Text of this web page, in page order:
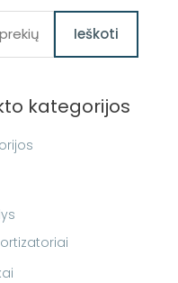
Ieškoti
kategorijos